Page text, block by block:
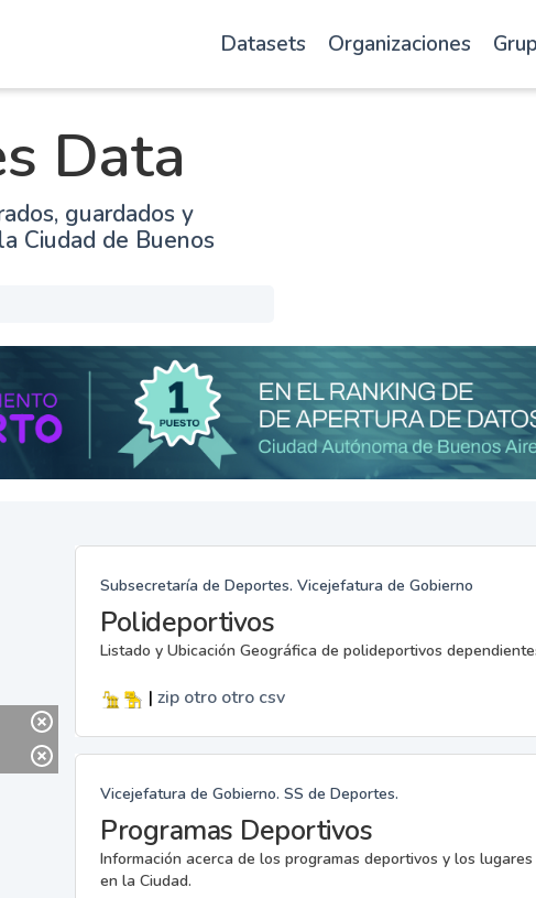
Datasets Organizaciones
Data
guardados y
Ciudad de Buenos
Subsecretaría de Deportes. Vicejefatura de Gobierno
Polideportivos
Listado y Ubicación Geográfica de polideportivos
| zip otro otro csv
Vicejefatura de Gobierno. SS de Deportes.
Programas Deportivos
Información acerca de los programas deportivos y los
en la Ciudad.